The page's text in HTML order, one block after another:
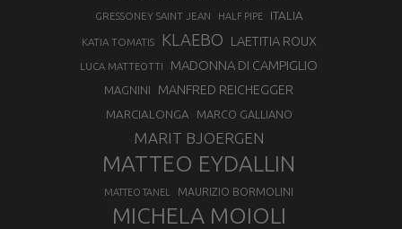
GRESSONEY SAINT JEAN HALF PIPE ITALIA
KATIA TOMATIS KLAEBO LAETITIA ROUX
LUCA MATTEOTTI MADONNA DI CAMPIGLIO
MAGNINI MANFRED REICHEGGER
MARCIALONGA MARCO GALLIANO
MARIT BJOERGEN
MATTEO EYDALLIN
MATTEO TANEL MAURIZIO BORMOLINI
MICHELA MOIOLI